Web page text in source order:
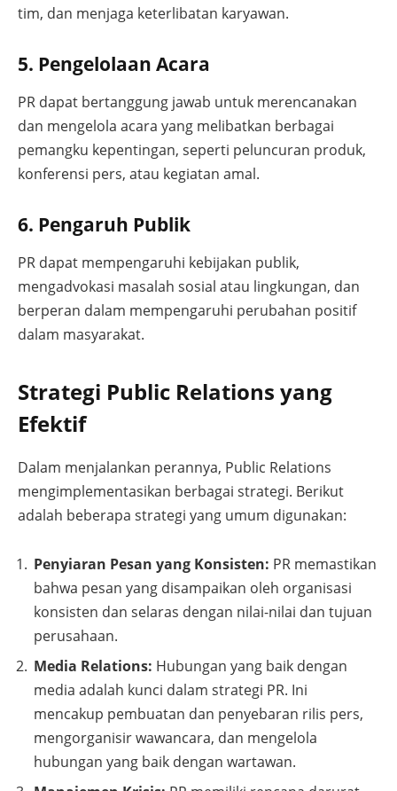
tim, dan menjaga keterlibatan karyawan.
5. Pengelolaan Acara
PR dapat bertanggung jawab untuk merencanakan
dan mengelola acara yang melibatkan berbagai
pemangku kepentingan, seperti peluncuran produk,
konferensi pers, atau kegiatan amal.
6. Pengaruh Publik
PR dapat mempengaruhi kebijakan publik,
mengadvokasi masalah sosial atau lingkungan, dan
berperan dalam mempengaruhi perubahan positif
dalam masyarakat.
Strategi Public Relations yang
Efektif
Dalam menjalankan perannya, Public Relations
mengimplementasikan berbagai strategi. Berikut
adalah beberapa strategi yang umum digunakan:
Penyiaran Pesan yang Konsisten: PR memastikan
bahwa pesan yang disampaikan oleh organisasi
konsisten dan selaras dengan nilai-nilai dan tujuan
perusahaan.
Media Relations: Hubungan yang baik dengan
media adalah kunci dalam strategi PR. Ini
mencakup pembuatan dan penyebaran rilis pers,
mengorganisir wawancara, dan mengelola
hubungan yang baik dengan wartawan.